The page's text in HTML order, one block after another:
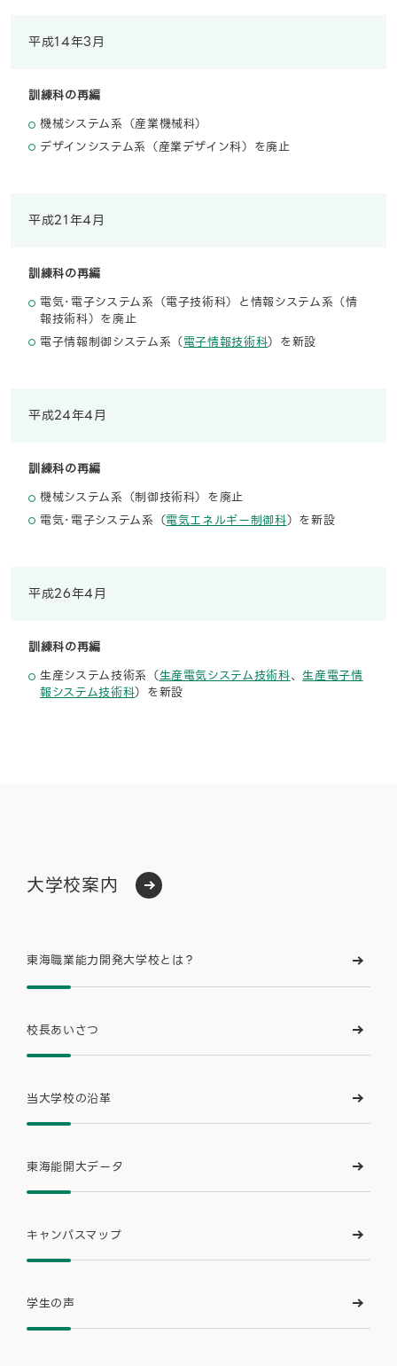
平成14年3月
訓練科の再編
機械システム系（産業機械科）
デザインシステム系（産業デザイン科）を廃止
平成21年4月
訓練科の再編
電気･電子システム系（電子技術科）と情報システム系（情
報技術科）を廃止
電子情報制御システム系（電子情報技術科）を新設
平成24年4月
訓練科の再編
機械システム系（制御技術科）を廃止
電気･電子システム系（電気エネルギー制御科）を新設
平成26年4月
訓練科の再編
生産システム技術系（生産電気システム技術科、生産電子情
報システム技術科）を新設
大学校案内
東海職業能力開発大学校とは？
校長あいさつ
当大学校の沿革
東海能開大データ
キャンパスマップ
学生の声